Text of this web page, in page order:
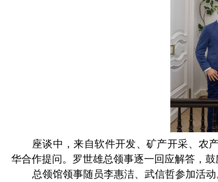
座谈中，来自软件开发、矿产开采、农
华合作提问。罗世雄总领事逐一回应解答，
总领馆领事随员李惠洁、武信哲参加活